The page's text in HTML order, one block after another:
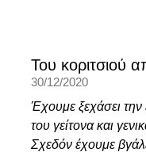
Του κοριτσιού
30/12/2020
Έχουμε ξεχάσει την
του γείτονα και
Σχεδόν έχουμε